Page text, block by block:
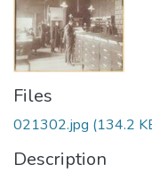
Files
021302.jpg (134.2
Description